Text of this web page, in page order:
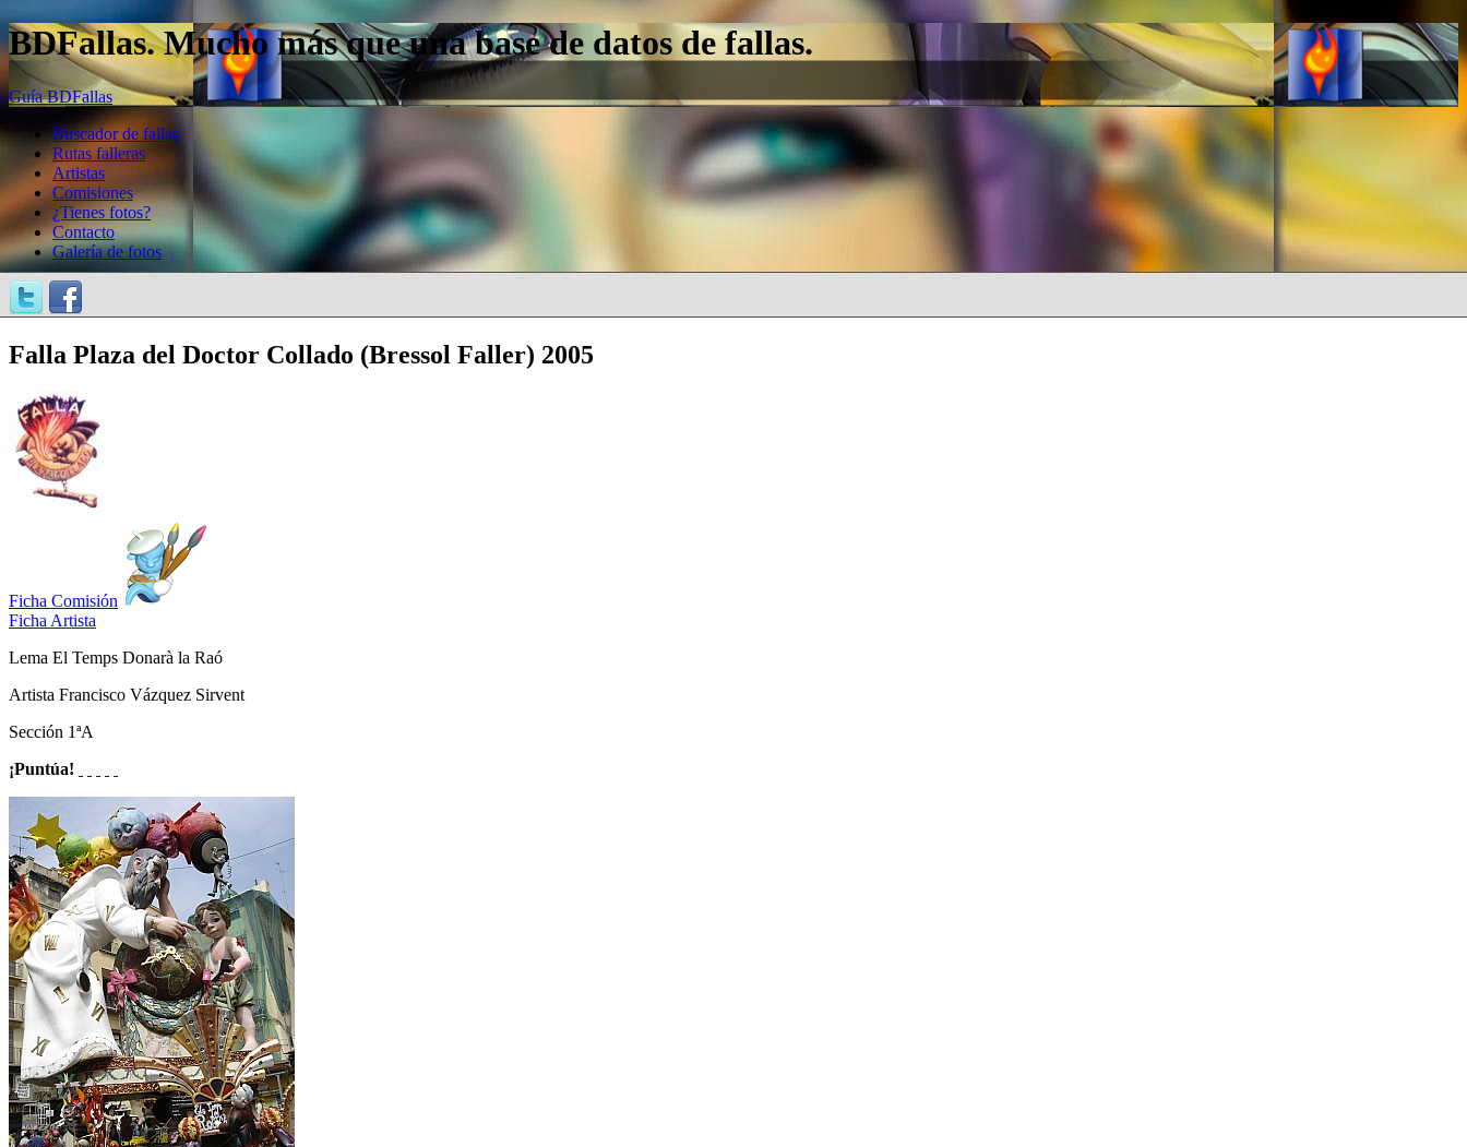
BDFallas. Mucho más que una base de datos de fallas.
Guía BDFallas
Buscador de fallas
Rutas falleras
Artistas
Comisiones
¿Tienes fotos?
Contacto
Galería de fotos
Falla Plaza del Doctor Collado (Bressol Faller) 2005
Ficha Comisión
Ficha Artista
Lema El Temps Donarà la Raó
Artista Francisco Vázquez Sirvent
Sección 1ªA
¡Puntúa!